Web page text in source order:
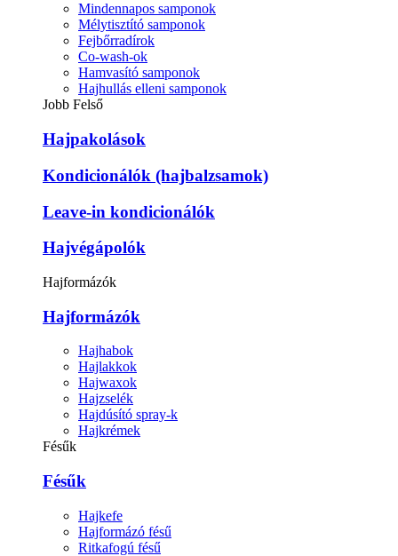
Mindennapos samponok
Mélytisztító samponok
Fejbőrradírok
Co-wash-ok
Hamvasító samponok
Hajhullás elleni samponok
Jobb Felső
Hajpakolások
Kondicionálók (hajbalzsamok)
Leave-in kondicionálók
Hajvégápolók
Hajformázók
Hajformázók
Hajhabok
Hajlakkok
Hajwaxok
Hajzselék
Hajdúsító spray-k
Hajkrémek
Fésűk
Fésűk
Hajkefe
Hajformázó fésű
Ritkafogú fésű